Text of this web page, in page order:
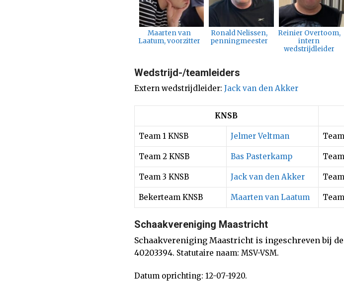
Maarten van
Laatum, voorzitter
Ronald Nelissen,
penningmeester
Reinier Overtoom,
intern
wedstrijdleider
Wedstrijd-/teamleiders
Extern wedstrijdleider: Jack van den Akker
KNSB
Team 1 KNSB Jelmer Veltman
Team 2 KNSB Bas Pasterkamp
Team 3 KNSB Jack van den Akker
Bekerteam KNSB Maarten van Laatum
Schaakvereniging Maastricht
Schaakvereniging Maastricht is ingeschreven bij
40203394. Statutaire naam: MSV-VSM.
Datum oprichting: 12-07-1920.